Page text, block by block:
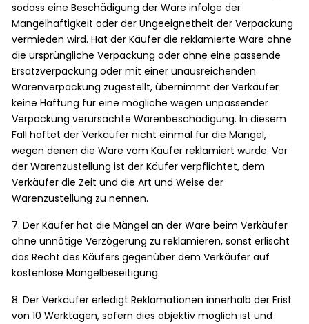
sodass eine Beschädigung der Ware infolge der
Mangelhaftigkeit oder der Ungeeignetheit der Verpackung
vermieden wird. Hat der Käufer die reklamierte Ware ohne
die ursprüngliche Verpackung oder ohne eine passende
Ersatzverpackung oder mit einer unausreichenden
Warenverpackung zugestellt, übernimmt der Verkäufer
keine Haftung für eine mögliche wegen unpassender
Verpackung verursachte Warenbeschädigung. In diesem
Fall haftet der Verkäufer nicht einmal für die Mängel,
wegen denen die Ware vom Käufer reklamiert wurde. Vor
der Warenzustellung ist der Käufer verpflichtet, dem
Verkäufer die Zeit und die Art und Weise der
Warenzustellung zu nennen.
7. Der Käufer hat die Mängel an der Ware beim Verkäufer
ohne unnötige Verzögerung zu reklamieren, sonst erlischt
das Recht des Käufers gegenüber dem Verkäufer auf
kostenlose Mangelbeseitigung.
8. Der Verkäufer erledigt Reklamationen innerhalb der Frist
von 10 Werktagen, sofern dies objektiv möglich ist und